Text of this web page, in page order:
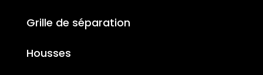
Grille de séparation
Housses